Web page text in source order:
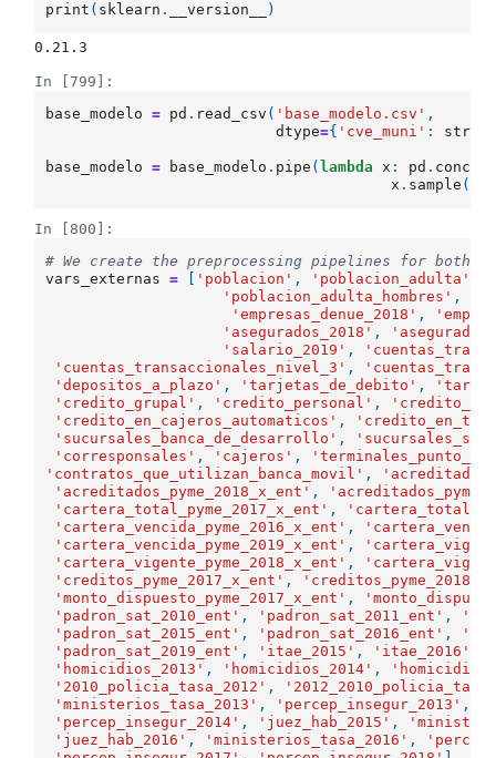
print ( sklearn . __version__ )
In [799]:
base_modelo
= pd . read_csv ( 'base_modelo.csv' ,
dtype={ 'cve_muni' : str
base_modelo = base_modelo . pipe ( lambda x : pd . concat
x . sample (
In [800]:
# We create the preprocessing pipelines for both
vars_externas
= 'poblacion' , 'poblacion_adulta'
'poblacion_adulta_hombres' ,
'empresas_denue_2018' ,
'asegurados_2018' ,
'salario_2019' ,
'cuentas_transaccionales_nivel_3' ,
'depositos_a_plazo' , 'tarjetas_de_debito' ,
'credito_grupal' , 'credito_personal' ,
'credito_en_cajeros_automaticos' ,
'sucursales_banca_de_desarrollo' ,
'corresponsales' , 'cajeros' ,
'contratos_que_utilizan_banca_movil' ,
'acreditados_pyme_2018_x_ent' ,
'cartera_total_pyme_2017_x_ent' ,
'cartera_vencida_pyme_2016_x_ent' ,
'cartera_vencida_pyme_2019_x_ent' ,
'cartera_vigente_pyme_2018_x_ent' ,
'creditos_pyme_2017_x_ent' ,
'monto_dispuesto_pyme_2017_x_ent' ,
'padron_sat_2010_ent' , 'padron_sat_2011_ent' ,
'padron_sat_2015_ent' , 'padron_sat_2016_ent' ,
'padron_sat_2019_ent' , 'itae_2015' , 'itae_2016'
'homicidios_2013' , 'homicidios_2014' ,
'2010_policia_tasa_2012' ,
'ministerios_tasa_2013' , 'percep_insegur_2013' ,
'percep_insegur_2014' , 'juez_hab_2015' ,
'juez_hab_2016' , 'ministerios_tasa_2016' ,